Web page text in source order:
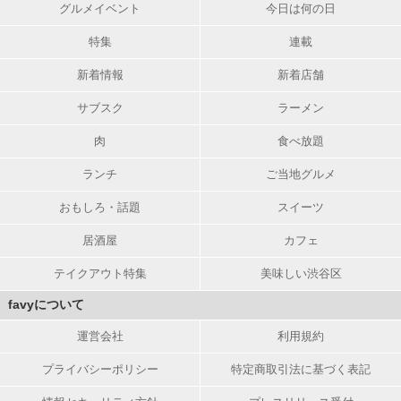
グルメイベント 今日は何の日
特集 連載
新着情報 新着店舗
サブスク ラーメン
肉 食べ放題
ランチ ご当地グルメ
おもしろ・話題 スイーツ
居酒屋 カフェ
テイクアウト特集 美味しい渋谷区
favyについて
運営会社 利用規約
プライバシーポリシー 特定商取引法に基づく表記